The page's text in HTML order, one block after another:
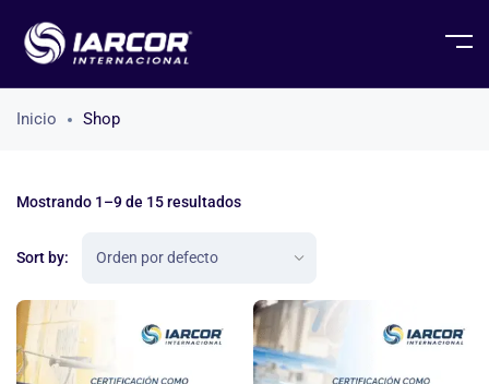
Inicio Shop
Mostrando 1–9 de 15 resultados
Sort by: